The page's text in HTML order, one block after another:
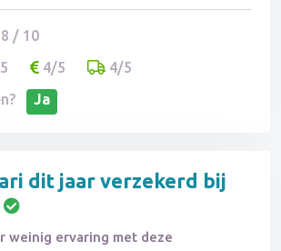
8 / 10
4/5
4/5
Ja
dit jaar verzekerd bij
weinig ervaring met deze